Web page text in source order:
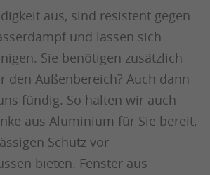
aus, sind resistent gegen
und lassen sich
Sie benötigen zusätzlich
den Außenbereich? Auch dann
fündig. So halten wir auch
aus Aluminium für Sie bereit,
Schutz vor
bieten. Fenster aus